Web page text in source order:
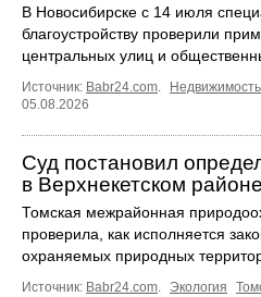
В Новосибирске с 14 июля
благоустройству проверили
центральных улиц и
Источник: Babr24.com. Недвижимость
05.08.2026
Суд постановил
в Верхнекетском
Томская межрайонная
проверила, как исполняется
охраняемых природных
Источник: Babr24.com. Экология